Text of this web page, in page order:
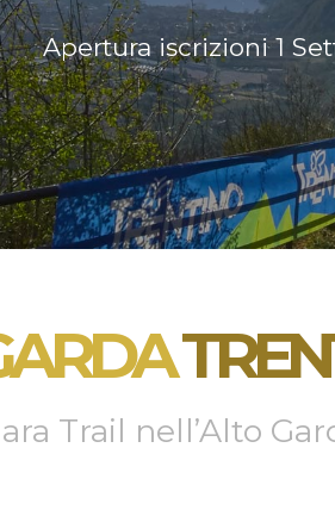
Apertura iscrizioni 1
Trail nell’Alto